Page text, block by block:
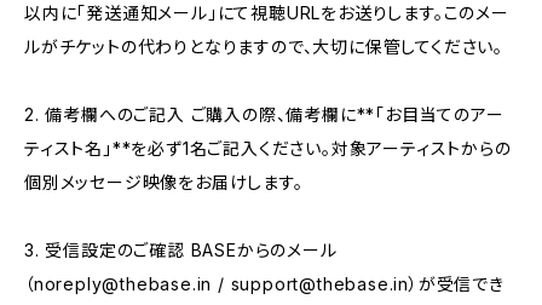
以内に「発送通知メール」にて視聴URLをお送りします。このメー
ルがチケットの代わりとなりますので、大切に保管してください。
2. 備考欄へのご記入 ご購入の際、備考欄に**「お目当てのアー
ティスト名」**を必ず1名ご記入ください。対象アーティストからの
個別メッセージ映像をお届けします。
3. 受信設定のご確認 BASEからのメール
（noreply@thebase.in / support@thebase.in）が受信でき